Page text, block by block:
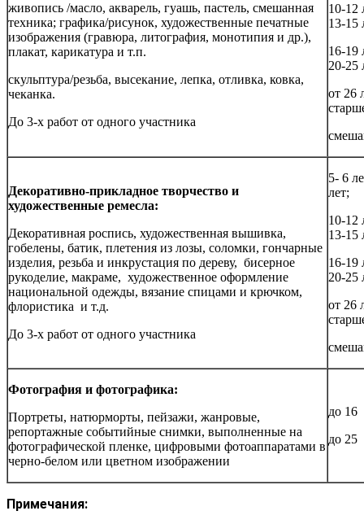
живопись /масло, акварель, гуашь, пастель, смешанная
техника; графика/рисунок, художественные печатные
изображения (гравюра, литография, монотипия и др.),
плакат, карикатура и т.п.
скульптура/резьба, высекание, лепка, отливка, ковка,
чеканка.
До 3-х работ от одного участника
10-12
13-15
16-19
20-25
от 26
Декоративно-прикладное творчество и
художественные ремесла:
Декоративная роспись, художественная вышивка,
гобелены, батик, плетения из лозы, соломки, гончарные
изделия, резьба и инкрустация по дереву, бисерное
рукоделие, макраме, художественное оформление
национальной одежды, вязание спицами и крючком,
флористика и т.д.
До 3-х работ от одного участника
5- 6
лет;
10-12
13-15
16-19
20-25
от 26
Фотография и фотографика:
Портреты, натюрморты, пейзажи, жанровые,
репортажные событийные снимки, выполненные на
фотографической пленке, цифровыми фотоаппаратами в
черно-белом или цветном изображении
до 16
до 25
Примечания: